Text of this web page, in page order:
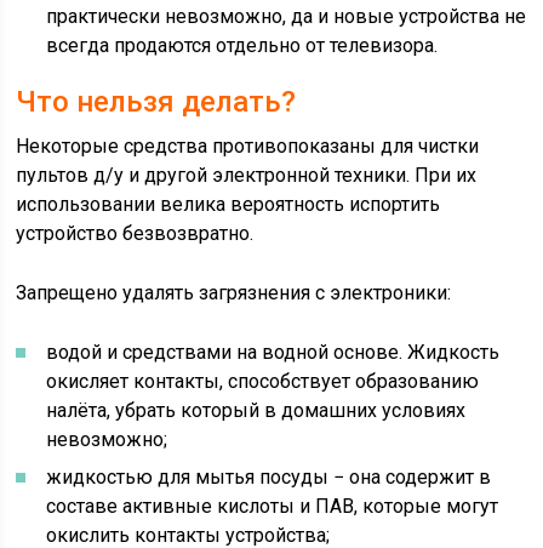
практически невозможно, да и новые устройства не
всегда продаются отдельно от телевизора.
Что нельзя делать?
Некоторые средства противопоказаны для чистки
пультов д/у и другой электронной техники. При их
использовании велика вероятность испортить
устройство безвозвратно.
Запрещено удалять загрязнения с электроники:
водой и средствами на водной основе. Жидкость
окисляет контакты, способствует образованию
налёта, убрать который в домашних условиях
невозможно;
жидкостью для мытья посуды − она содержит в
составе активные кислоты и ПАВ, которые могут
окислить контакты устройства;